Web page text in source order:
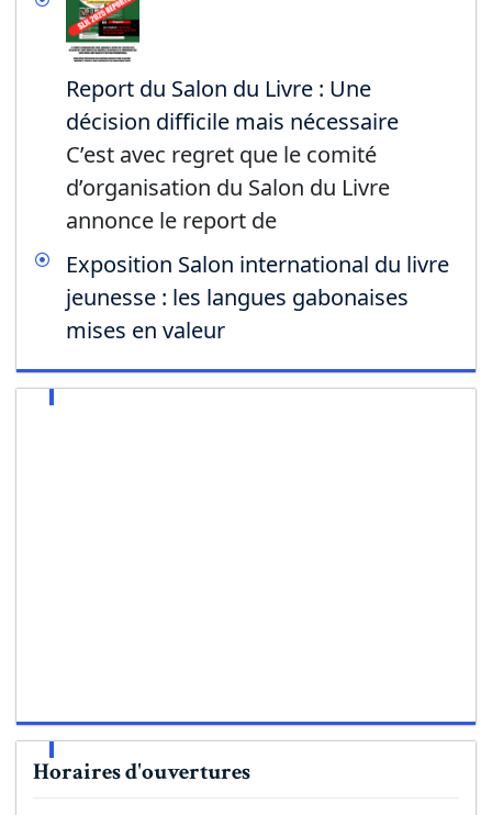
Report du Salon du Livre : Une
décision difficile mais nécessaire
C’est avec regret que le comité
d’organisation du Salon du Livre
annonce le report de
Exposition Salon international du livre
jeunesse : les langues gabonaises
mises en valeur
Horaires d'ouvertures